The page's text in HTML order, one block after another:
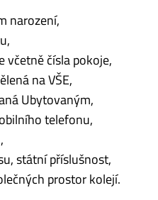
narození,
včetně čísla pokoje,
na VŠE,
Ubytovaným,
telefonu,
státní příslušnost,
prostor kolejí.